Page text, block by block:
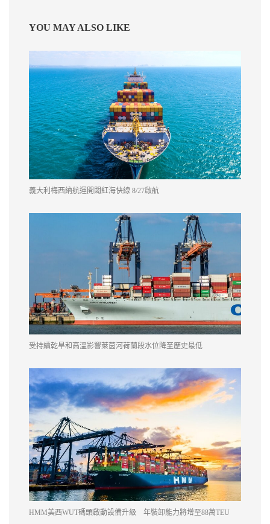
YOU MAY ALSO LIKE
義大利梅西納航運開闢紅海快線 8/27啟航
受持續乾旱和高溫影響萊茵河荷蘭段水位降至歷史最低
HMM美西WUT碼頭啟動設備升級 年裝卸能力將增至88萬TEU